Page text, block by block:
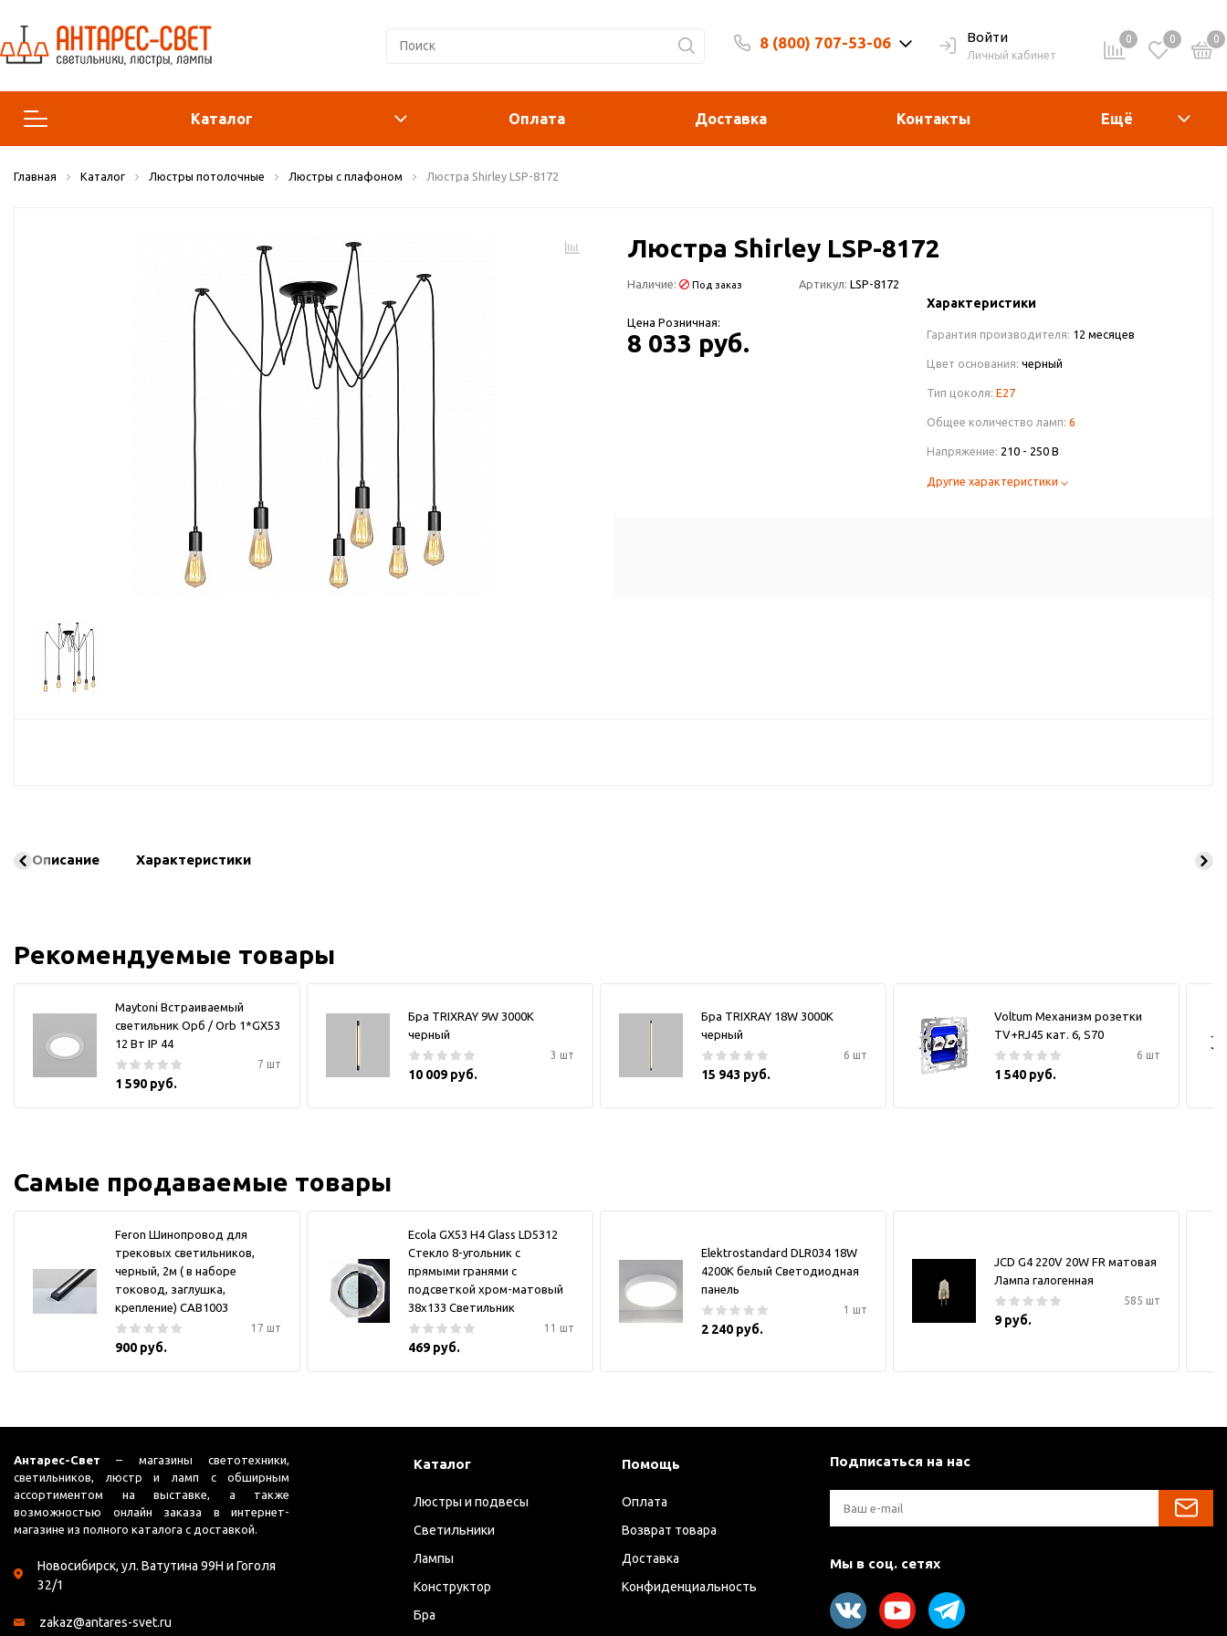
8 (800) 707-53-06 Войти
Личный кабинет
0 0 0
Каталог
Люстры и подвесы
Прожекторы
Ночники
Оплата Доставка Контакты Ещё
Главная Каталог Люстры потолочные Люстры с плафоном Люстра Shirley LSP-8172
Люстра Shirley LSP-8172
Наличие: Под заказ Артикул: LSP-8172
Цена Розничная:
8 033 руб.
Характеристики
Гарантия производителя: 12 месяцев
Цвет основания: черный
Тип цоколя: E27
Общее количество ламп: 6
Напряжение: 210 - 250 В
Другие характеристики
Описание Характеристики
Рекомендуемые товары
Maytoni Встраиваемый
светильник Орб / Orb 1*GX53
12 Вт IP 44
7 шт
1 590 руб.
Бра TRIXRAY 9W 3000К
черный
3 шт
10 009 руб.
Бра TRIXRAY 18W 3000К
черный
6 шт
15 943 руб.
Voltum Механизм розетки
TV+RJ45 кат. 6, S70
6 шт
1 540 руб.
Самые продаваемые товары
Feron Шинопровод для
трековых светильников,
черный, 2м ( в наборе
токовод, заглушка,
крепление) CAB1003
17 шт
900 руб.
Ecola GX53 H4 Glass LD5312
Стекло 8-угольник с
прямыми гранями с
подсветкой хром-матовый
38x133 Светильник
11 шт
469 руб.
Elektrostandard DLR034 18W
4200K белый Светодиодная
панель
1 шт
2 240 руб.
JCD G4 220V 20W FR матовая
Лампа галогенная
585 шт
9 руб.
Антарес-Свет – магазины светотехники,
светильников, люстр и ламп с обширным
ассортиментом на выставке, а также
возможностью онлайн заказа в интернет-
магазине из полного каталога с доставкой.
Новосибирск, ул. Ватутина 99Н и Гоголя
32/1
zakaz@antares-svet.ru
Каталог
Люстры и подвесы
Светильники
Лампы
Конструктор
Бра
Помощь
Оплата
Возврат товара
Доставка
Конфиденциальность
Подписаться на нас
Мы в соц. сетях